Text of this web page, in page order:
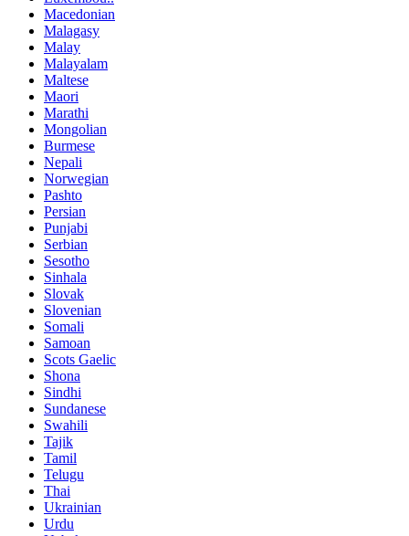
Macedonian
Malagasy
Malay
Malayalam
Maltese
Maori
Marathi
Mongolian
Burmese
Nepali
Norwegian
Pashto
Persian
Punjabi
Serbian
Sesotho
Sinhala
Slovak
Slovenian
Somali
Samoan
Scots Gaelic
Shona
Sindhi
Sundanese
Swahili
Tajik
Tamil
Telugu
Thai
Ukrainian
Urdu